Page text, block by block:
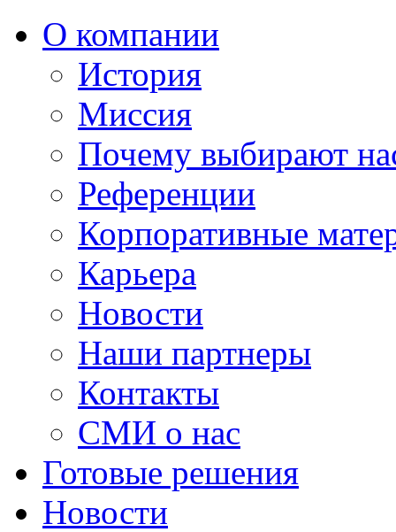
О компании
История
Миссия
Почему выбирают
Референции
Корпоративные
Карьера
Новости
Наши партнеры
Контакты
СМИ о нас
Готовые решения
Новости